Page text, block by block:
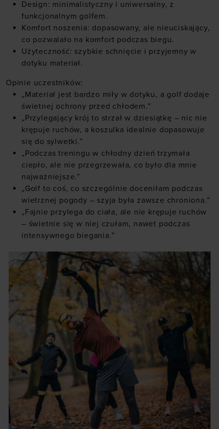
Design: minimalistyczny i uniwersalny, z
funkcjonalnym golfem.
Komfort noszenia: dopasowany, ale nieuciskający,
co pozwalało na komfort podczas biegu.
Użyteczność: szybkie schnięcie i przyjemny w
dotyku materiał.
Opinie uczestników:
„Materiał jest bardzo miły w dotyku, a golf dodaje
świetnej ochrony przed chłodem.”
„Przylegający krój to strzał w dziesiątkę – nic nie
krępuje ruchów, a koszulka idealnie dopasowuje
się do sylwetki.”
„Podczas treningu w chłodny dzień trzymała
ciepło, ale nie przegrzewała, co było dla mnie
najważniejsze.”
„Golf to coś, co szczególnie doceniłam podczas
wietrznej pogody – szyja była zawsze chroniona.”
„Fajnie przylega do ciała, ale nie krępuje ruchów
– świetnie się w niej czułam, nawet podczas
intensywnego biegania.”